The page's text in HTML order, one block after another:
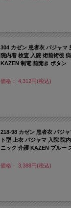
304 カゼン 患者衣 パジャマ
院内着 検査 入院 術前術後
KAZEN 制電 前開き ボタン
価格： 4,312円(税込)
218-98 カゼン 患者衣 パジ
ト型 上衣 パジャマ 入院 院
ニック 介護 KAZEN ブルー
価格： 3,388円(税込)